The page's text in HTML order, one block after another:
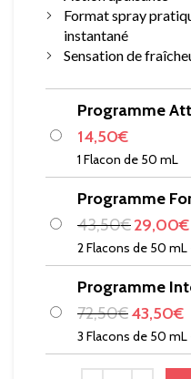
Format spray
instantané
Sensation de
Programme
14,50€
1 Flacon de 50 mL
Programme
43,50€29,00€
2 Flacons de 50 mL
Programme
72,50€43,50€
3 Flacons de 50 mL